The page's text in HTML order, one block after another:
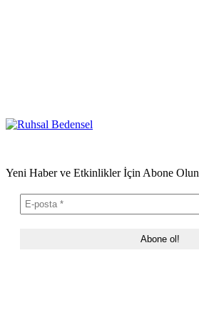
Yeni Haber ve Etkinlikler İçin Abone Olun